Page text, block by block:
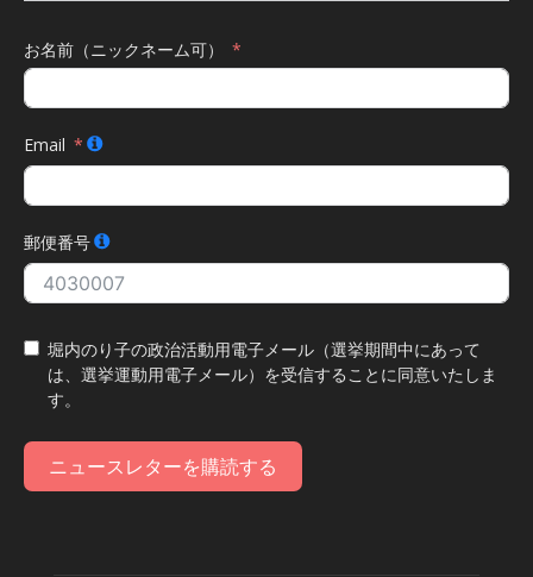
お名前（ニックネーム可）
Email
郵便番号
堀内のり子の政治活動用電子メール（選挙期間中にあって
は、選挙運動用電子メール）を受信することに同意いたしま
す。
ニュースレターを購読する